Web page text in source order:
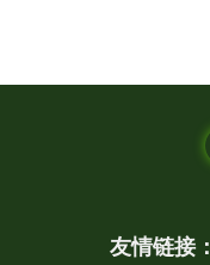
友情链接：